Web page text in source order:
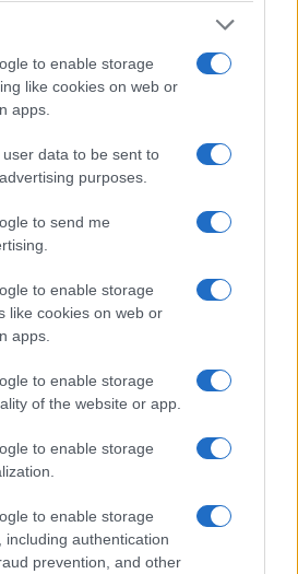
to enable storage
like cookies on web or
apps.
data to be sent to
purposes.
to send me
to enable storage
like cookies on web or
apps.
to enable storage
of the website or app.
to enable storage
to enable storage
including authentication
prevention, and other